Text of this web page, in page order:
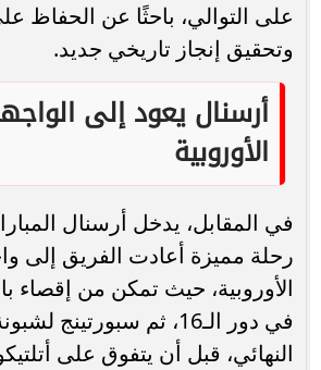
على التوالي، باحثًا عن الحفاظ
وتحقيق إنجاز تاريخي جديد.
أرسنال يعود إلى
الأوروبية
في المقابل، يدخل أرسنال
رحلة مميزة أعادت الفريق إلى
الأوروبية، حيث تمكن من إقصاء
في دور الـ16، ثم سبورتينج
النهائي، قبل أن يتفوق على